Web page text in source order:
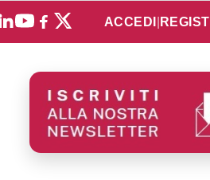
ACCEDI